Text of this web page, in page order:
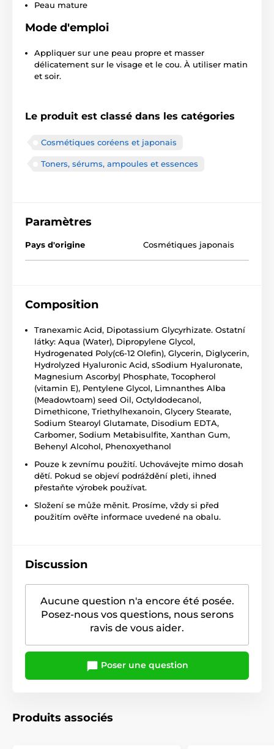
Peau mature
Mode d'emploi
Appliquer sur une peau propre et masser
délicatement sur le visage et le cou. À utiliser matin
et soir.
Le produit est classé dans les catégories
Cosmétiques coréens et japonais
Toners, sérums, ampoules et essences
Paramètres
Pays d'origine Cosmétiques japonais
Composition
Tranexamic Acid, Dipotassium Glycyrhizate. Ostatní
látky: Aqua (Water), Dipropylene Glycol,
Hydrogenated Poly(c6-12 Olefin), Glycerin, Diglycerin,
Hydrolyzed Hyaluronic Acid, sSodium Hyaluronate,
Magnesium Ascorby| Phosphate, Tocopherol
(vitamin E), Pentylene Glycol, Limnanthes Alba
(Meadowtoam) seed Oil, Octyldodecanol,
Dimethicone, Triethylhexanoin, Glycery Stearate,
Sodium Stearoyl Glutamate, Disodium EDTA,
Carbomer, Sodium Metabisulfite, Xanthan Gum,
Behenyl Alcohol, Phenoxyethanol
Pouze k zevnímu použití. Uchovávejte mimo dosah
dětí. Pokud se objeví podráždění pleti, ihned
přestaňte výrobek používat.
Složení se může měnit. Prosíme, vždy si před
použitím ověřte informace uvedené na obalu.
Discussion
Aucune question n'a encore été posée.
Posez-nous vos questions, nous serons
ravis de vous aider.
Poser une question
Produits associés